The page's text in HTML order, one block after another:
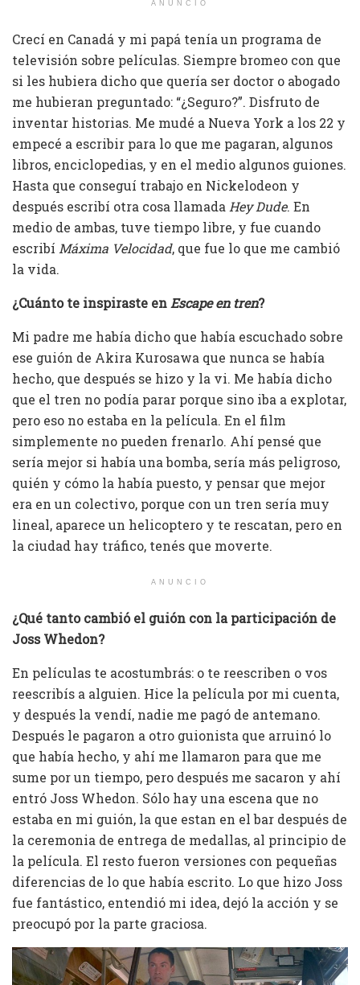
ANUNCIO
Crecí en Canadá y mi papá tenía un programa de
televisión sobre películas. Siempre bromeo con que
si les hubiera dicho que quería ser doctor o abogado
me hubieran preguntado: “¿Seguro?”. Disfruto de
inventar historias. Me mudé a Nueva York a los 22 y
empecé a escribir para lo que me pagaran, algunos
libros, enciclopedias, y en el medio algunos guiones.
Hasta que conseguí trabajo en Nickelodeon y
después escribí otra cosa llamada Hey Dude. En
medio de ambas, tuve tiempo libre, y fue cuando
escribí Máxima Velocidad, que fue lo que me cambió
la vida.
¿Cuánto te inspiraste en Escape en tren?
Mi padre me había dicho que había escuchado sobre
ese guión de Akira Kurosawa que nunca se había
hecho, que después se hizo y la vi. Me había dicho
que el tren no podía parar porque sino iba a explotar,
pero eso no estaba en la película. En el film
simplemente no pueden frenarlo. Ahí pensé que
sería mejor si había una bomba, sería más peligroso,
quién y cómo la había puesto, y pensar que mejor
era en un colectivo, porque con un tren sería muy
lineal, aparece un helicoptero y te rescatan, pero en
la ciudad hay tráfico, tenés que moverte.
ANUNCIO
¿Qué tanto cambió el guión con la participación de
Joss Whedon?
En películas te acostumbrás: o te reescriben o vos
reescribís a alguien. Hice la película por mi cuenta,
y después la vendí, nadie me pagó de antemano.
Después le pagaron a otro guionista que arruinó lo
que había hecho, y ahí me llamaron para que me
sume por un tiempo, pero después me sacaron y ahí
entró Joss Whedon. Sólo hay una escena que no
estaba en mi guión, la que estan en el bar después de
la ceremonia de entrega de medallas, al principio de
la película. El resto fueron versiones con pequeñas
diferencias de lo que había escrito. Lo que hizo Joss
fue fantástico, entendió mi idea, dejó la acción y se
preocupó por la parte graciosa.